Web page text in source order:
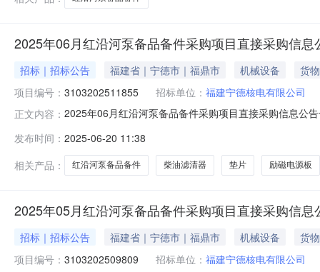
2025年06月红沿河泵备品备件采购项目直接采购信息
招标｜招标公告 福建省｜宁德市｜福鼎市 机械设备
货物
项目编号： 3103202511855 招标单位： 福建宁德核电有限公司
正文内容： 2025年06月红沿河泵备品备件采购项目直接采购信息公
[954276076-0521049/07]计划交付时间：计划交付地点
发布时间： 2025-06-20 11:38
相关产品：
红沿河泵备品备件 柴油滤清器 垫片 励磁电源板
2025年05月红沿河泵备品备件采购项目直接采购信息
招标｜招标公告 福建省｜宁德市｜福鼎市 机械设备
货物
项目编号： 3103202509809 招标单位： 福建宁德核电有限公司